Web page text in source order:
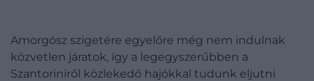
Amorgósz szigetére egyelőre még nem indulnak
közvetlen járatok, így a legegyszerűbben a
Szantoriniről közlekedő hajókkal tudunk eljutni